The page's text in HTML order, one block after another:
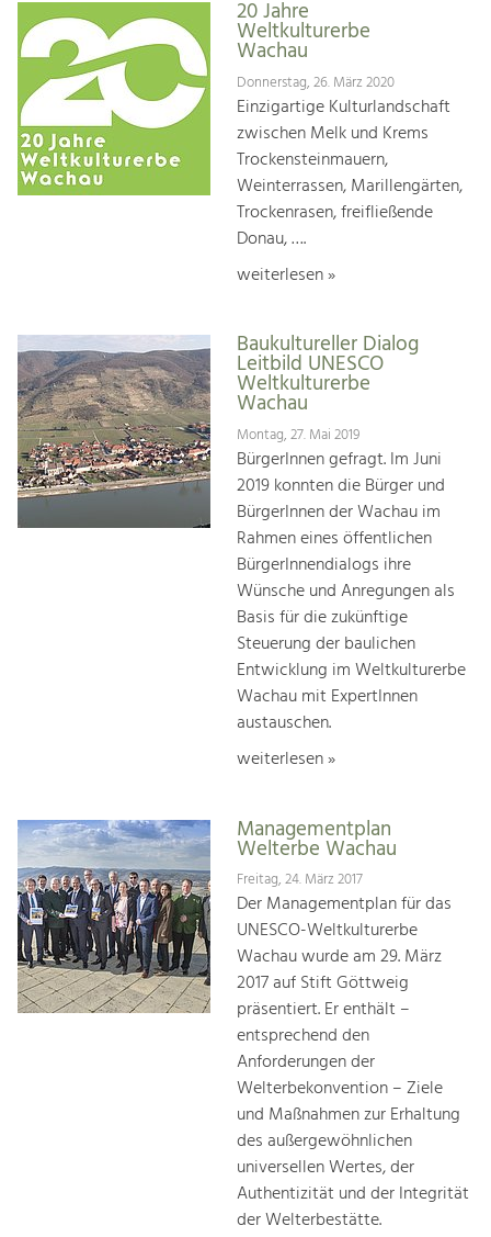
20 Jahre
Weltkulturerbe
Wachau
Donnerstag, 26. März 2020
Einzigartige Kulturlandschaft
zwischen Melk und Krems
Trockensteinmauern,
Weinterrassen, Marillengärten,
Trockenrasen, freifließende
Donau, ….
weiterlesen »
Baukultureller Dialog
Leitbild UNESCO
Weltkulturerbe
Wachau
Montag, 27. Mai 2019
BürgerInnen gefragt. Im Juni
2019 konnten die Bürger und
BürgerInnen der Wachau im
Rahmen eines öffentlichen
BürgerInnendialogs ihre
Wünsche und Anregungen als
Basis für die zukünftige
Steuerung der baulichen
Entwicklung im Weltkulturerbe
Wachau mit ExpertInnen
austauschen.
weiterlesen »
Managementplan
Welterbe Wachau
Freitag, 24. März 2017
Der Managementplan für das
UNESCO-Weltkulturerbe
Wachau wurde am 29. März
2017 auf Stift Göttweig
präsentiert. Er enthält –
entsprechend den
Anforderungen der
Welterbekonvention – Ziele
und Maßnahmen zur Erhaltung
des außergewöhnlichen
universellen Wertes, der
Authentizität und der Integrität
der Welterbestätte.